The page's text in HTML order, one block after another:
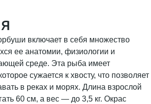
включает в себя множество
ее анатомии, физиологии и
среде. Эта рыба имеет
сужается к хвосту, что позволяет
в реках и морях. Длина взрослой
60 см, а вес — до 3,5 кг. Окрас